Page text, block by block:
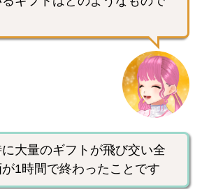
大量のギフトが飛び交い全
1時間で終わったことです